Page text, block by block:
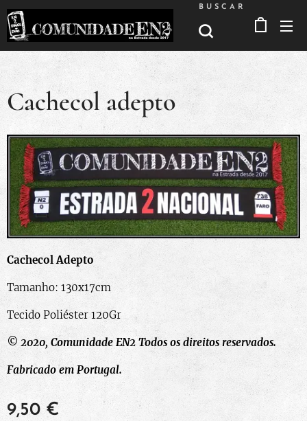
BUSCAR
Cachecol adepto
Cachecol Adepto
Tamanho: 130x17cm
Tecido Poliéster 120Gr
© 2020, Comunidade EN2Todos os direitos reservados.
Fabricado em Portugal.
9,50 €